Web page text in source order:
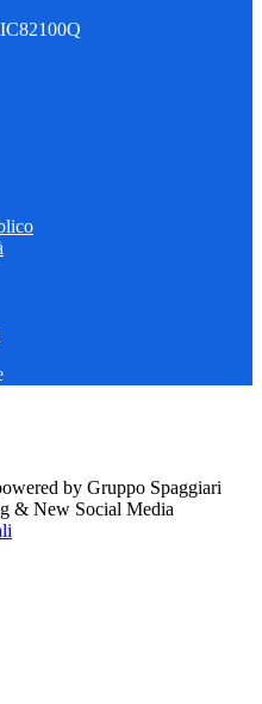
by Gruppo Spaggiari
& New Social Media